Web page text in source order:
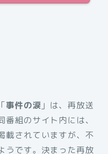
事件の涙 」は、再放送
組のサイト内には、
載されていますが、不
うです。決まった再放